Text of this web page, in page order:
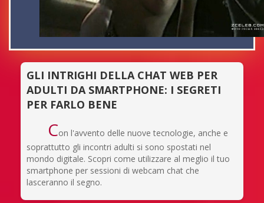
GLI INTRIGHI DELLA CHAT WEB PER
ADULTI DA SMARTPHONE: I SEGRETI
PER FARLO BENE
Con l'avvento delle nuove tecnologie, anche e
soprattutto gli incontri adulti si sono spostati nel
mondo digitale. Scopri come utilizzare al meglio il tuo
smartphone per sessioni di webcam chat che
lasceranno il segno.